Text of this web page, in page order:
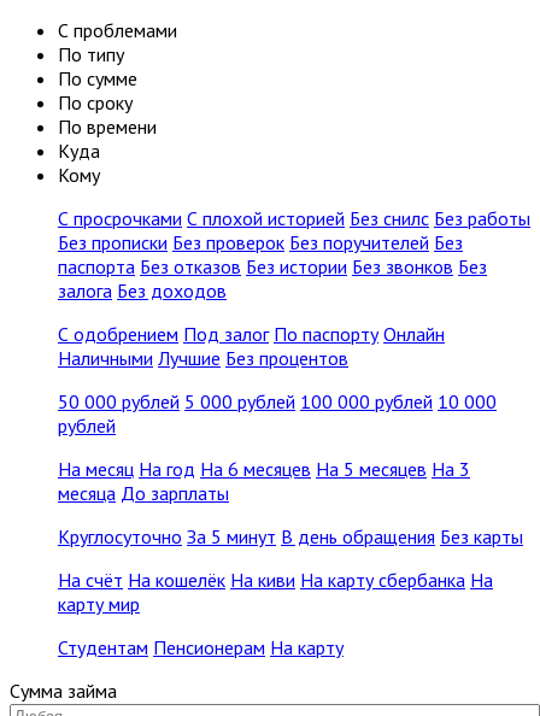
С проблемами
По типу
По сумме
По сроку
По времени
Куда
Кому
С просрочками С плохой историей Без снилс Без работы
Без прописки Без проверок Без поручителей Без
паспорта Без отказов Без истории Без звонков Без
залога Без доходов
С одобрением Под залог По паспорту Онлайн
Наличными Лучшие Без процентов
50 000 рублей 5 000 рублей 100 000 рублей 10 000
рублей
На месяц На год На 6 месяцев На 5 месяцев На 3
месяца До зарплаты
Круглосуточно За 5 минут В день обращения Без карты
На счёт На кошелёк На киви На карту сбербанка На
карту мир
Студентам Пенсионерам На карту
Сумма займа